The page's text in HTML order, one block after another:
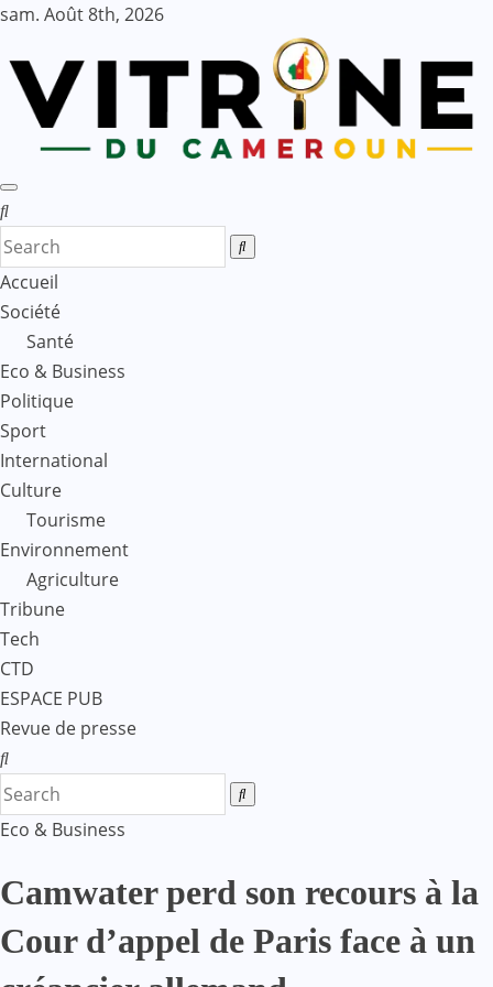
Skip
content
sam. Août 8th, 2026
Accueil
Société
Santé
Eco & Business
Politique
Sport
International
Culture
Tourisme
Environnement
Agriculture
Tribune
Tech
CTD
ESPACE PUB
Revue de presse
Eco & Business
Camwater perd son recours à la
Cour d’appel de Paris face à un